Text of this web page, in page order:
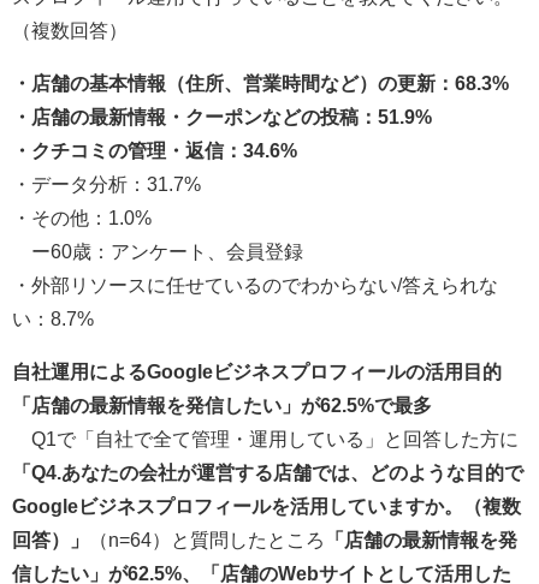
（複数回答）
・店舗の基本情報（住所、営業時間など）の更新：68.3%
・店舗の最新情報・クーポンなどの投稿：51.9%
・クチコミの管理・返信：34.6%
・データ分析：31.7%
・その他：1.0%
ー60歳：アンケート、会員登録
・外部リソースに任せているのでわからない/答えられな
い：8.7%
自社運用によるGoogleビジネスプロフィールの活用目的
「店舗の最新情報を発信したい」が62.5%で最多
Q1で「自社で全て管理・運用している」と回答した方に
「Q4.あなたの会社が運営する店舗では、どのような目的で
Googleビジネスプロフィールを活用していますか。（複数
回答）」
（n=64）と質問したところ
「店舗の最新情報を発
信したい」が62.5%、「店舗のWebサイトとして活用した